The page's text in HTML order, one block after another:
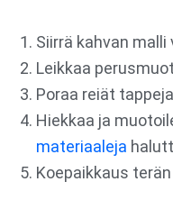
Siirrä kahvan
Leikkaa
Poraa reiät
Hiekkaa ja
materiaaleja
Koepaikkaus